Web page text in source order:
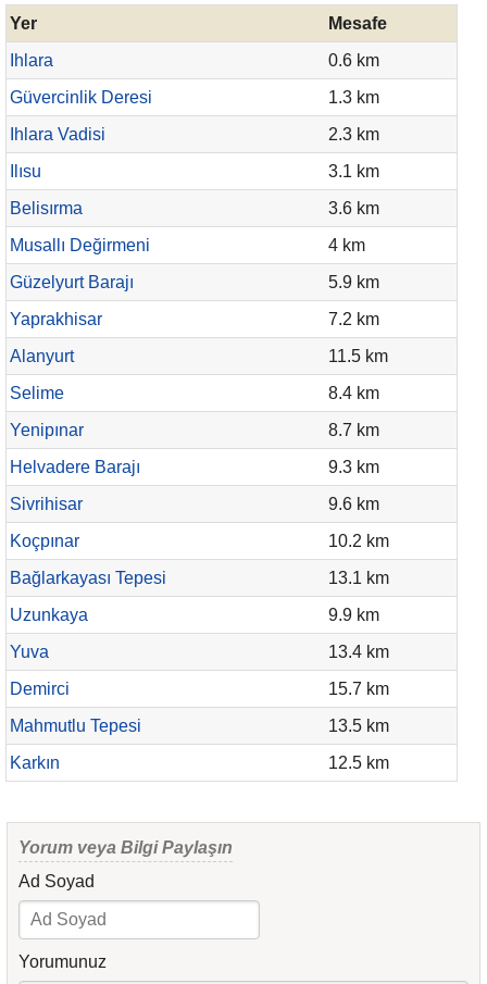
Yer
Mesafe
Ihlara
0.6 km
Güvercinlik Deresi
1.3 km
Ihlara Vadisi
2.3 km
Ilısu
3.1 km
Belisırma
3.6 km
Musallı Değirmeni
4 km
Güzelyurt Barajı
5.9 km
Yaprakhisar
7.2 km
Alanyurt
11.5 km
Selime
8.4 km
Yenipınar
8.7 km
Helvadere Barajı
9.3 km
Sivrihisar
9.6 km
Koçpınar
10.2 km
Bağlarkayası Tepesi
13.1 km
Uzunkaya
9.9 km
Yuva
13.4 km
Demirci
15.7 km
Mahmutlu Tepesi
13.5 km
Karkın
12.5 km
Yorum veya Bilgi Paylaşın
Ad Soyad
Yorumunuz